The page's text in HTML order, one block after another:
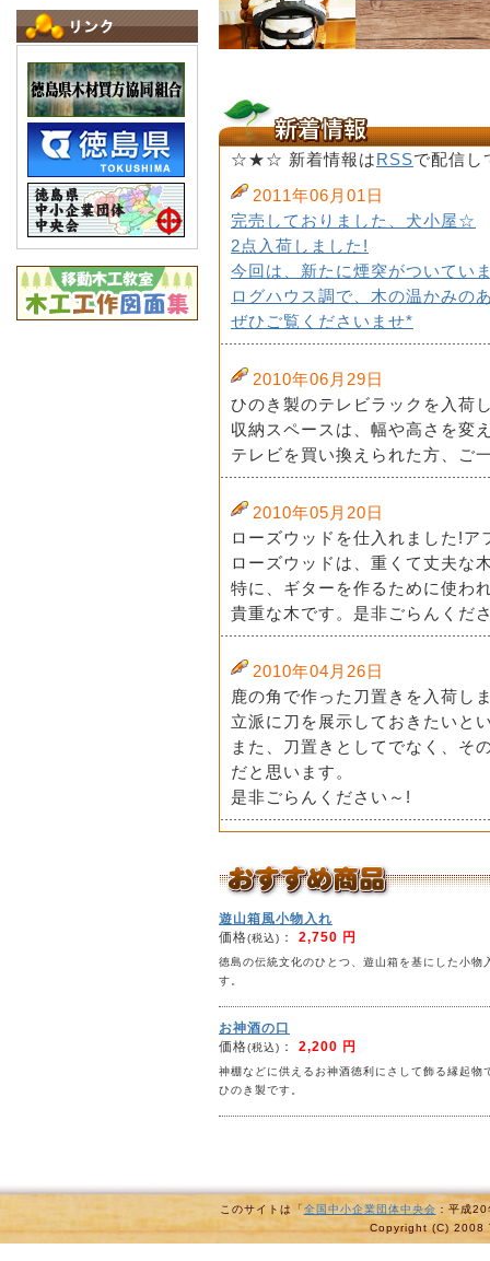
☆★☆ 新着情報はRSSで配信
2011年06月01日
完売しておりました、犬小屋☆
2点入荷しました!
今回は、新たに煙突がついてい
ログハウス調で、木の温かみの
ぜひご覧くださいませ*
2010年06月29日
ひのき製のテレビラックを入荷
収納スペースは、幅や高さを変
テレビを買い換えられた方、ご
2010年05月20日
ローズウッドを仕入れました!
ローズウッドは、重くて丈夫な
特に、ギターを作るために使わ
貴重な木です。是非ごらんくだ
2010年04月26日
鹿の角で作った刀置きを入荷し
立派に刀を展示しておきたいと
また、刀置きとしてでなく、そ
だと思います。
是非ごらんください～!
遊山箱風小物入れ
価格(税込) ： 2,750 円
徳島の伝統文化のひとつ、遊山箱を基にした小物
す。
お神酒の口
価格(税込) ： 2,200 円
神棚などに供えるお神酒徳利にさして飾る縁起物
ひのき製です。
このサイトは「全国中小企業団体中央会 ：平成
Copyright (C) 2008